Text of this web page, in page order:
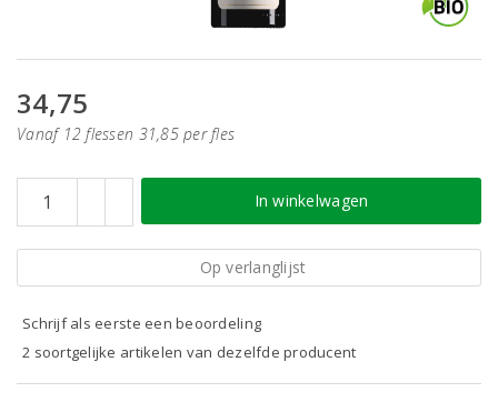
34,75
Vanaf 12 flessen 31,85 per fles
In winkelwagen
Op verlanglijst
Schrijf als eerste een beoordeling
2 soortgelijke artikelen van dezelfde producent